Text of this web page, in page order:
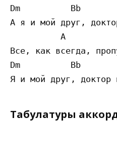
Dm          Bb
А я и мой друг,
          A
Все, как всегда,
Dm          Bb
Табулатуры